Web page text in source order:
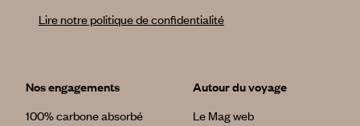
Lire notre politique de confidentialité
Nos engagements
100% carbone absorbé
Autour du voyage
Le Mag web